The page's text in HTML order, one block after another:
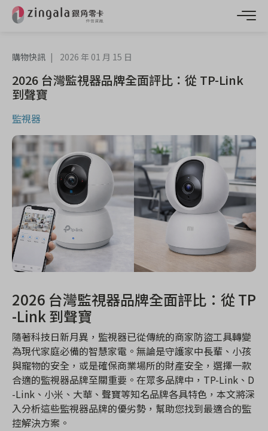
購物快訊 2026 年 01 月 15 日
2026 台灣監視器品牌全面評比：從 TP-Link
到聲寶
監視器
2026 台灣監視器品牌全面評比：從 TP
-Link 到聲寶
隨著科技日新月異，監視器已從傳統的商家防盜工具轉變
為現代家庭必備的智慧家電。無論是守護家中長輩、小孩
與寵物的安全，或是確保商業場所的財產安全，選擇一款
合適的監視器品牌至關重要。在眾多品牌中，TP-Link、D
-Link、小米、大華、聲寶等知名品牌各具特色，本文將深
入分析這些監視器品牌的優劣勢，幫助您找到最適合的監
控解決方案。